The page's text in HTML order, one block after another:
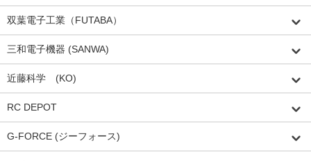
双葉電子工業（FUTABA）
三和電子機器 (SANWA)
近藤科学 (KO)
RC DEPOT
G-FORCE (ジーフォース)